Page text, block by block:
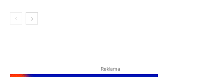
Reklama